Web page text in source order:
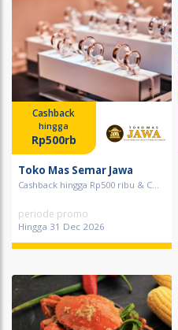
Cashback
hingga
Rp500rb
Toko Mas Semar Jawa
Cashback hingga Rp500 ribu & C...
periode promo
Hingga 31 Dec 2026